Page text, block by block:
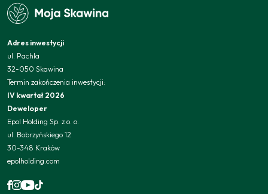
Adres inwestycji
ul. Pachla
32-050 Skawina
Termin zakończenia inwestycji:
IV kwartał 2026
Deweloper
Epol Holding Sp. z o. o.
ul. Bobrzyńskiego 12
30-348 Kraków
epolholding.com